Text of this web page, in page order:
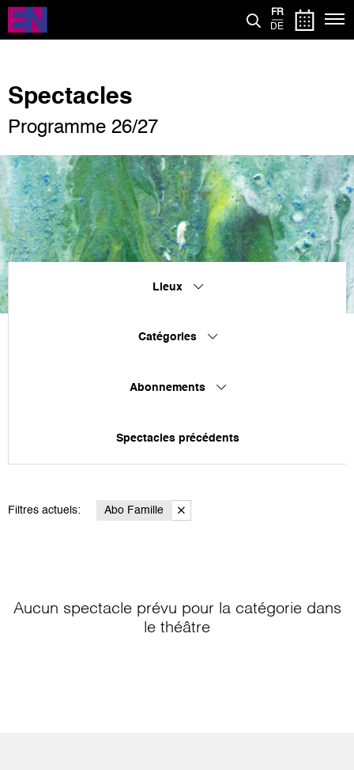
Aller
contenu
FR
DE
Spectacles
Programme 26/27
Lieux
Catégories
Abonnements
Spectacles précédents
Filtres actuels: Abo Famille
Aucun spectacle prévu pour la catégorie dans
le théâtre